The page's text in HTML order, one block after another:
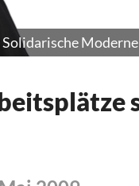
Moderne